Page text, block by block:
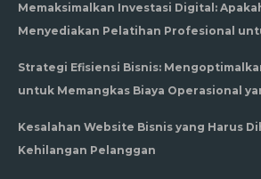
Memaksimalkan Investasi Digital:
Menyediakan Pelatihan Profesional
Strategi Efisiensi Bisnis:
untuk Memangkas Biaya Operasional
Kesalahan Website Bisnis yang Harus
Kehilangan Pelanggan